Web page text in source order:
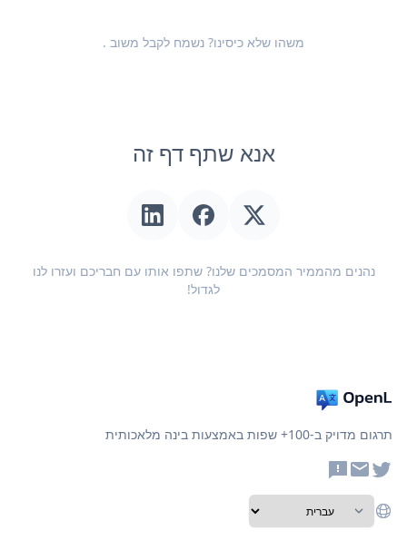
משהו שלא כיסינו? נשמח לקבל משוב .
אנא שתף דף זה
נהנים מהממיר המסמכים שלנו? שתפו אותו עם חבריכם ועזרו לנו
לגדול!
תרגום מדויק ב-100+ שפות באמצעות בינה מלאכותית